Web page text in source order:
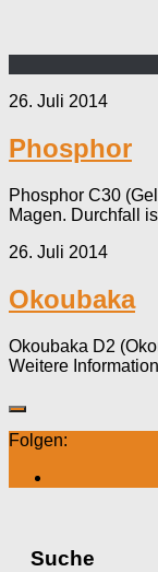
26. Juli 2014
Phosphor
Phosphor C30
Magen. Durchfall
26. Juli 2014
Okoubaka
Okoubaka D2
Weitere
Folgen:
Suche